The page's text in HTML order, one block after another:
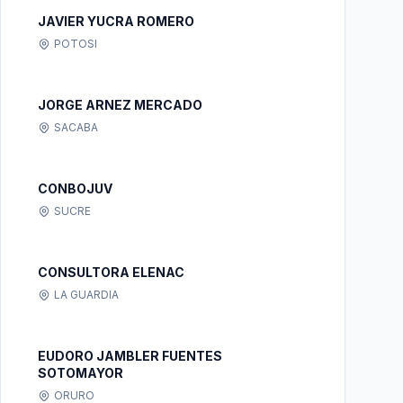
JAVIER YUCRA ROMERO
POTOSI
JORGE ARNEZ MERCADO
SACABA
CONBOJUV
SUCRE
CONSULTORA ELENAC
LA GUARDIA
EUDORO JAMBLER FUENTES
SOTOMAYOR
ORURO